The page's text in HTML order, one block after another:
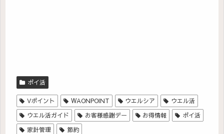
ポイ活
Vポイント WAONPOINT ウエルシア
ウエル活
ウエル活ガイド
お客様感謝デー お得情報
ポイ活
家計管理
節約